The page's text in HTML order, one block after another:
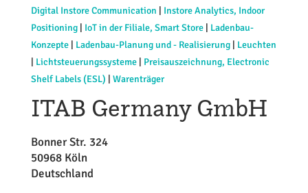
Digital Instore Communication
Instore Analytics, Indoor
Positioning| IoT in der Filiale, Smart Store| Ladenbau-
Konzepte| Ladenbau-Planung und - Realisierung| Leuchten
Lichtsteuerungssysteme| Preisauszeichnung, Electronic
Shelf Labels (ESL)
Warenträger
ITAB Germany GmbH
Bonner Str. 324
50968 Köln
Deutschland